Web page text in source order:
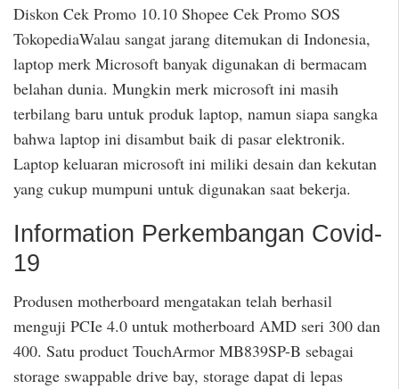
Diskon Cek Promo 10.10 Shopee Cek Promo SOS
TokopediaWalau sangat jarang ditemukan di Indonesia,
laptop merk Microsoft banyak digunakan di bermacam
belahan dunia. Mungkin merk microsoft ini masih
terbilang baru untuk produk laptop, namun siapa sangka
bahwa laptop ini disambut baik di pasar elektronik.
Laptop keluaran microsoft ini miliki desain dan kekutan
yang cukup mumpuni untuk digunakan saat bekerja.
Information Perkembangan Covid-
19
Produsen motherboard mengatakan telah berhasil
menguji PCIe 4.0 untuk motherboard AMD seri 300 dan
400. Satu product TouchArmor MB839SP-B sebagai
storage swappable drive bay, storage dapat di lepas